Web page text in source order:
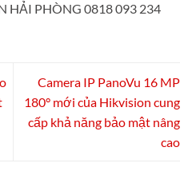
HẢI PHÒNG 0818 093 234
Camera IP PanoVu 16 MP
180° mới của Hikvision cung
cấp khả năng bảo mật nâng
cao